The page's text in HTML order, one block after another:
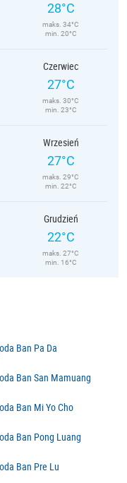
28°C
maks. 34°C
min. 20°C
Czerwiec
27°C
maks. 30°C
min. 23°C
Wrzesień
27°C
maks. 29°C
min. 22°C
Grudzień
22°C
maks. 27°C
min. 16°C
Ban Pa Da
Ban San Mamuang
Ban Mi Yo Cho
Ban Pong Luang
Ban Pre Lu